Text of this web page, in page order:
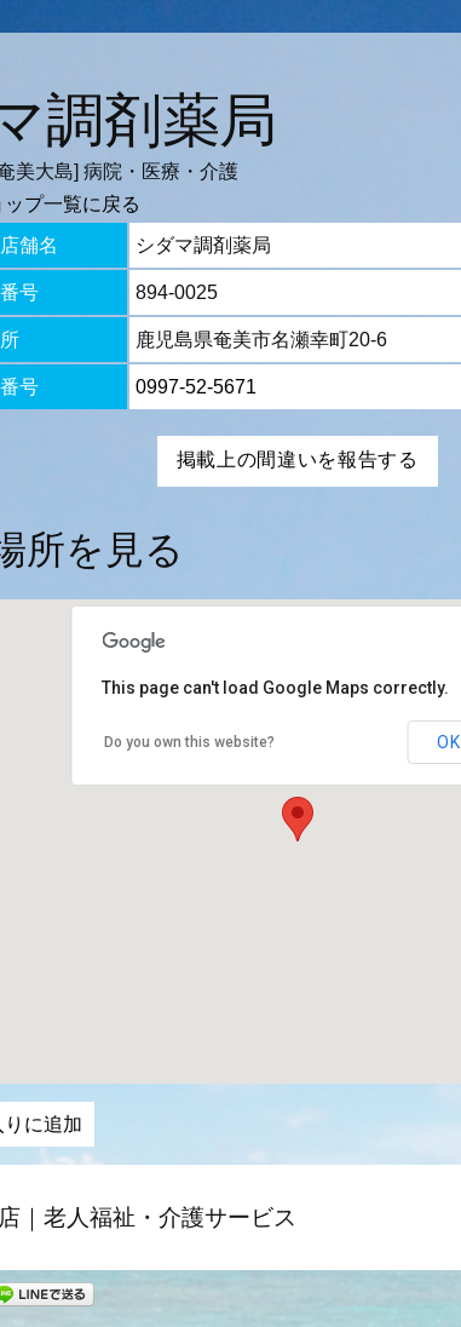
調剤薬局
美大島] 病院・医療・介護
プ一覧に戻る
舗名
シダマ調剤薬局
号 894-0025
鹿児島県奄美市名瀬幸町20-6
号 0997-52-5671
所を見る
This page can't load Google Maps correctly.
Do you own this website? OK
に追加
｜老人福祉・介護サービス